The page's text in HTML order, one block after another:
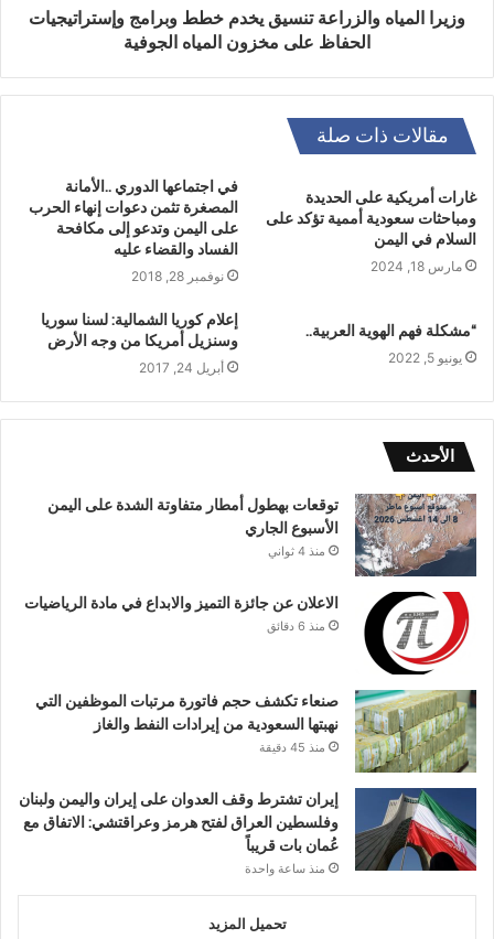
وزيرا المياه والزراعة تنسيق يخدم خطط وبرامج وإستراتيجيات
الحفاظ على مخزون المياه الجوفية
مقالات ذات صلة
غارات أمريكية على الحديدة
ومباحثات سعودية أممية تؤكد على
السلام في اليمن
مارس 18, 2024
في اجتماعها الدوري ..الأمانة
المصغرة تثمن دعوات إنهاء الحرب
على اليمن وتدعو إلى مكافحة
الفساد والقضاء عليه
نوفمبر 28, 2018
“مشكلة فهم الهوية العربية..
يونيو 5, 2022
إعلام كوريا الشمالية: لسنا سوريا
وسنزيل أمريكا من وجه الأرض
أبريل 24, 2017
الأحدث
توقعات بهطول أمطار متفاوتة الشدة على اليمن
الأسبوع الجاري
منذ 4 ثواني
الاعلان عن جائزة التميز والابداع في مادة الرياضيات
منذ 6 دقائق
صنعاء تكشف حجم فاتورة مرتبات الموظفين التي
نهبتها السعودية من إيرادات النفط والغاز
منذ 45 دقيقة
إيران تشترط وقف العدوان على إيران واليمن ولبنان
وفلسطين العراق لفتح هرمز وعراقتشي: الاتفاق مع
عُمان بات قريباً
منذ ساعة واحدة
تحميل المزيد